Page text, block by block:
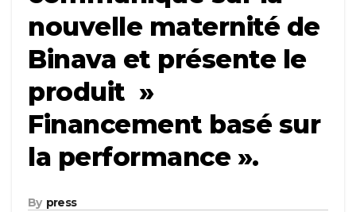
nouvelle maternité de
Binava et présente le
produit »
Financement basé sur
la performance ».
By press